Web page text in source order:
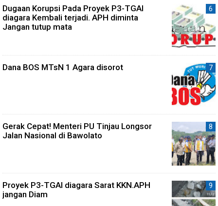
Dugaan Korupsi Pada Proyek P3-TGAI
diagara Kembali terjadi. APH diminta
Jangan tutup mata
Dana BOS MTsN 1 Agara disorot
Gerak Cepat! Menteri PU Tinjau Longsor
Jalan Nasional di Bawolato
Proyek P3-TGAI diagara Sarat KKN.APH
jangan Diam